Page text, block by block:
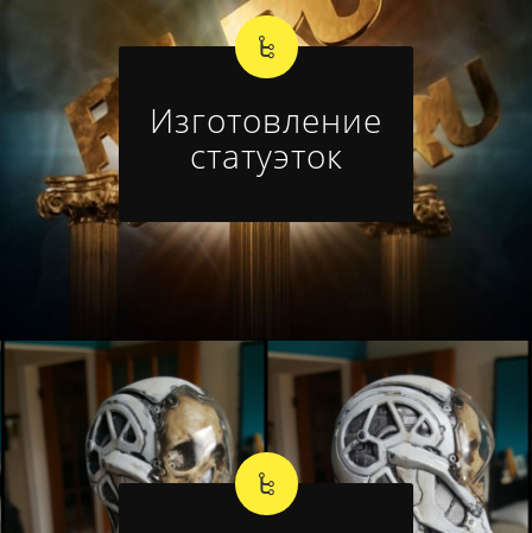
Изготовление
статуэток